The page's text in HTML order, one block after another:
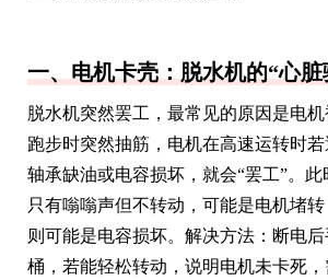
一、电机卡壳：脱水机的“心脏
脱水机突然罢工，最常见的原因是电机
跑步时突然抽筋，电机在高速运转时若
轴承缺油或电容损坏，就会“罢工”。
只有嗡嗡声但不转动，可能是电机堵转
则可能是电容损坏。解决方法：断电
桶，若能轻松转动，说明电机未卡死